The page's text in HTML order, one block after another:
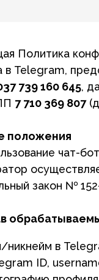
739 160 645, дата
7 710 369 807
осуществляет
закон № 152-ФЗ
обрабатываемых
ID, username;
добровольно
данные